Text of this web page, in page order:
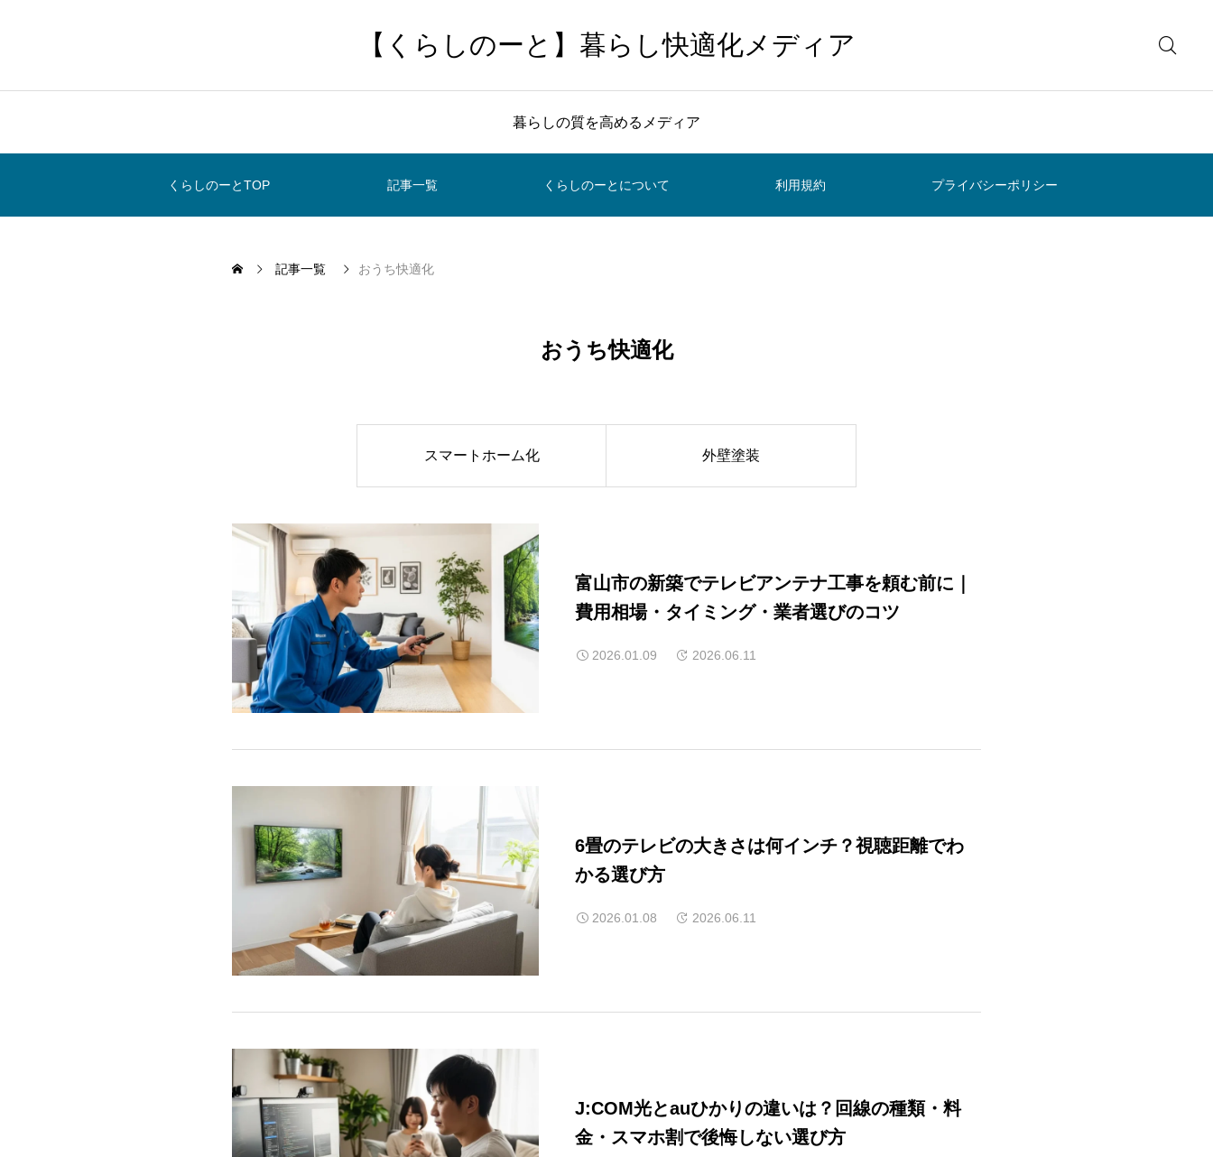
【くらしのーと】暮らし快適化メディア
暮らしの質を高めるメディア
くらしのーとTOP 記事一覧 くらしのーとについて 利用規約 プライバシーポリシー
記事一覧 おうち快適化
おうち快適化
スマートホーム化 外壁塗装
富山市の新築でテレビアンテナ工事を頼む前に｜
費用相場・タイミング・業者選びのコツ
2026.01.09 2026.06.11
6畳のテレビの大きさは何インチ？視聴距離でわ
かる選び方
2026.01.08 2026.06.11
J:COM光とauひかりの違いは？回線の種類・料
金・スマホ割で後悔しない選び方